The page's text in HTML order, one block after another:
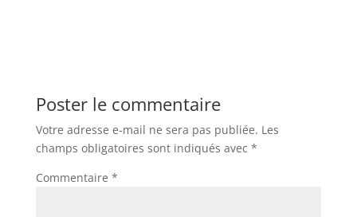
Poster le commentaire
Votre adresse e-mail ne sera pas publiée. Les
champs obligatoires sont indiqués avec *
Commentaire *